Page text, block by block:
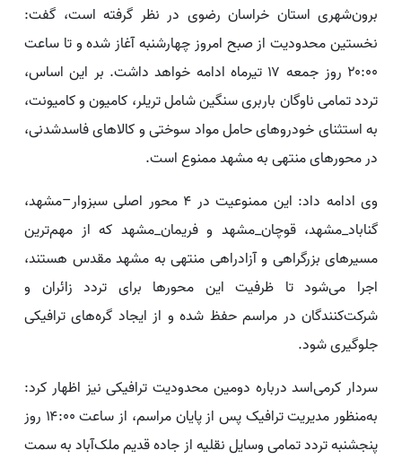
برون‌شهری استان خراسان رضوی در نظر گرفته است، گفت:
نخستین محدودیت از صبح امروز چهارشنبه آغاز شده و تا ساعت
۲۰:۰۰ روز جمعه ۱۷ تیرماه ادامه خواهد داشت. بر این اساس،
تردد تمامی ناوگان باربری سنگین شامل تریلر، کامیون و کامیونت،
به استثنای خودروهای حامل مواد سوختی و کالاهای فاسدشدنی،
در محورهای منتهی به مشهد ممنوع است.
وی ادامه داد: این ممنوعیت در ۴ محور اصلی سبزوار–مشهد،
گناباد_مشهد، قوچان_مشهد و فریمان_مشهد که از مهم‌ترین
مسیرهای بزرگراهی و آزادراهی منتهی به مشهد مقدس هستند،
اجرا می‌شود تا ظرفیت این محورها برای تردد زائران و
شرکت‌کنندگان در مراسم حفظ شده و از ایجاد گره‌های ترافیکی
جلوگیری شود.
سردار کرمی‌اسد درباره دومین محدودیت ترافیکی نیز اظهار کرد:
به‌منظور مدیریت ترافیک پس از پایان مراسم، از ساعت ۱۴:۰۰ روز
پنجشنبه تردد تمامی وسایل نقلیه از جاده قدیم ملک‌آباد به سمت